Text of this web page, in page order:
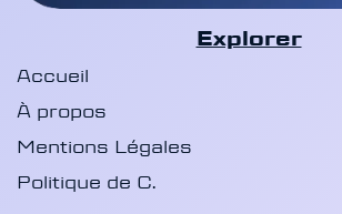
Explorer
Accueil
À propos
Mentions Légales
Politique de C.